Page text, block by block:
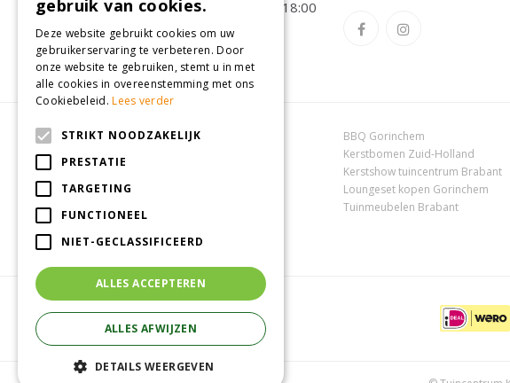
Zaterdag
09:00 - 18:00
Toon alle openingstijden
Dierenwinkel Oosterhout
Tuincentrum Zuid-Holland
BBQ Gorinchem
Kerstbomen Zuid-Holland
Kerstshow tuincentrum Brabant
Loungeset kopen Gorinchem
Tuinmeubelen Brabant
gebruik van cookies.
Deze website gebruikt cookies om uw
gebruikerservaring te verbeteren. Door
onze website te gebruiken, stemt u in met
alle cookies in overeenstemming met ons
Cookiebeleid.Lees verder
STRIKT NOODZAKELIJK
PRESTATIE
TARGETING
FUNCTIONEEL
NIET-GECLASSIFICEERD
ALLES ACCEPTEREN
ALLES AFWIJZEN
DETAILS WEERGEVEN